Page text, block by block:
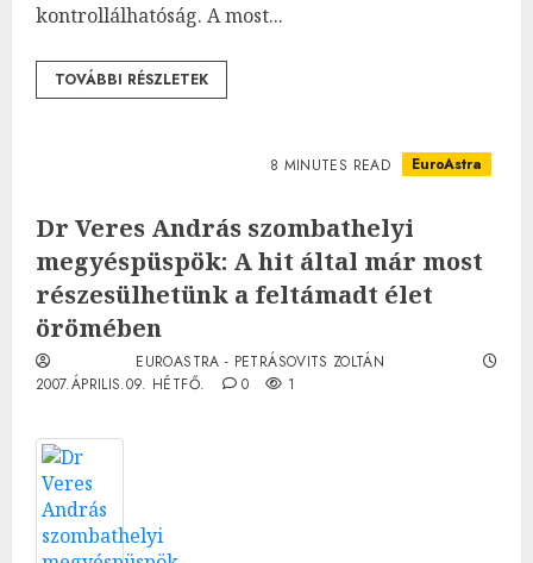
kontrollálhatóság. A most...
TOVÁBBI RÉSZLETEK
8 MINUTES READ EuroAstra
Dr Veres András szombathelyi
megyéspüspök: A hit által már most
részesülhetünk a feltámadt élet
örömében
EUROASTRA - PETRÁSOVITS ZOLTÁN
2007.ÁPRILIS.09. HÉTFŐ.
0 1